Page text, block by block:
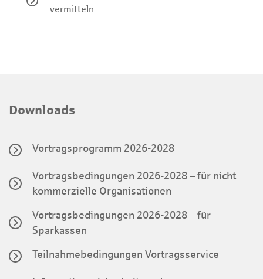
vermitteln
Downloads
Vortragsprogramm 2026-2028
Vortragsbedingungen 2026-2028 – für nicht
kommerzielle Organisationen
Vortragsbedingungen 2026-2028 – für
Sparkassen
Teilnahmebedingungen Vortragsservice